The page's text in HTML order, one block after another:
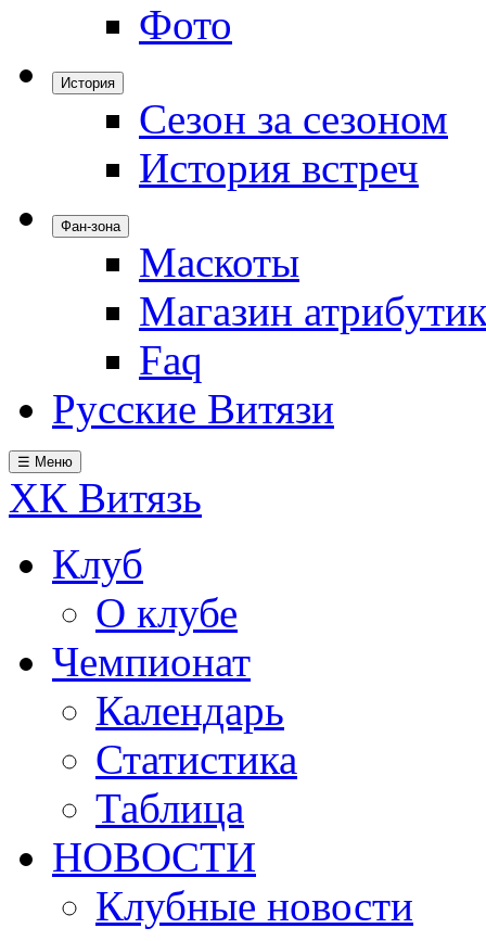
Фото
История
Сезон за сезоном
История встреч
Фан-зона
Маскоты
Магазин
Faq
Русские Витязи
☰ Меню
ХК Витязь
Клуб
О клубе
Чемпионат
Календарь
Статистика
Таблица
НОВОСТИ
Клубные новости